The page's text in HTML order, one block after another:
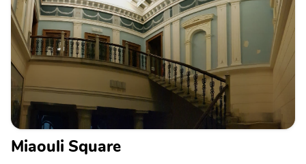
Miaouli Square